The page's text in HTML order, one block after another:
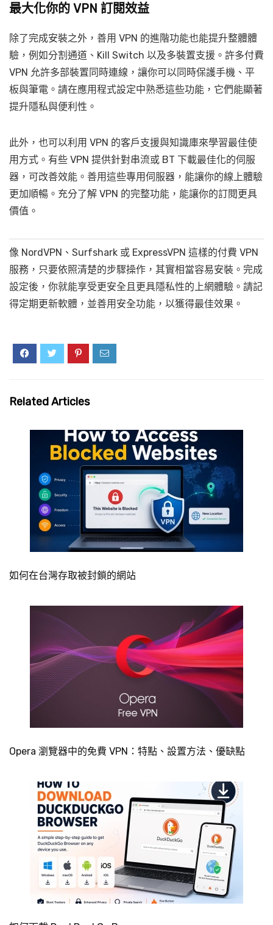
最大化你的 VPN 訂閱效益
除了完成安裝之外，善用 VPN 的進階功能也能提升整體體
驗，例如分割通道、Kill Switch 以及多裝置支援。許多付費
VPN 允許多部裝置同時連線，讓你可以同時保護手機、平
板與筆電。請在應用程式設定中熟悉這些功能，它們能顯著
提升隱私與便利性。
此外，也可以利用 VPN 的客戶支援與知識庫來學習最佳使
用方式。有些 VPN 提供針對串流或 BT 下載最佳化的伺服
器，可改善效能。善用這些專用伺服器，能讓你的線上體驗
更加順暢。充分了解 VPN 的完整功能，能讓你的訂閱更具
價值。
像 NordVPN、Surfshark 或 ExpressVPN 這樣的付費 VPN
服務，只要依照清楚的步驟操作，其實相當容易安裝。完成
設定後，你就能享受更安全且更具隱私性的上網體驗。請記
得定期更新軟體，並善用安全功能，以獲得最佳效果。
Related Articles
如何在台灣存取被封鎖的網站
Opera 瀏覽器中的免費 VPN：特點、設置方法、優缺點